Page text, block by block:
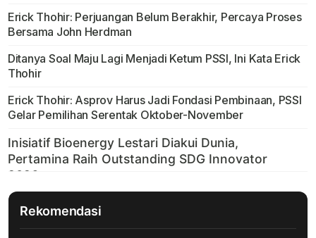
Erick Thohir: Perjuangan Belum Berakhir, Percaya Proses
Bersama John Herdman
Ditanya Soal Maju Lagi Menjadi Ketum PSSI, Ini Kata Erick
Thohir
Erick Thohir: Asprov Harus Jadi Fondasi Pembinaan, PSSI
Gelar Pemilihan Serentak Oktober-November
Rekomendasi